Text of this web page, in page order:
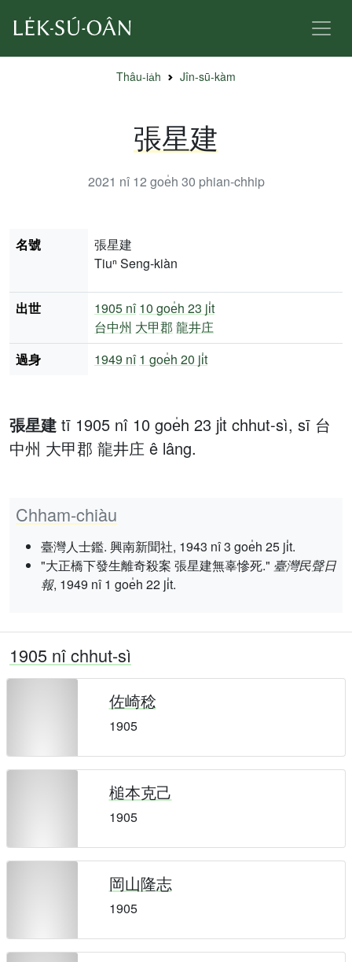
Thâu-ia̍h Jîn-sū-kàm
張星建
2021 nî 12 goe̍h 30 phian-chhip
張星建 tī 1905 nî 10 goe̍h 23 ji̍t chhut-sì, sī 台
中州 大甲郡 龍井庄 ê lâng.
Chham-chiàu
臺灣人士鑑. 興南新聞社, 1943 nî 3 goe̍h 25 ji̍t.
"大正橋下發生離奇殺案 張星建無辜慘死." 臺灣民聲日
報, 1949 nî 1 goe̍h 22 ji̍t.
名號
張星建
Tiuⁿ Seng-kiàn
出世 1905 nî 10 goe̍h 23 ji̍t
台中州 大甲郡 龍井庄
過身
1949 nî 1 goe̍h 20 ji̍t
1905 nî chhut-sì
佐崎稔
1905
槌本克己
1905
岡山隆志
1905